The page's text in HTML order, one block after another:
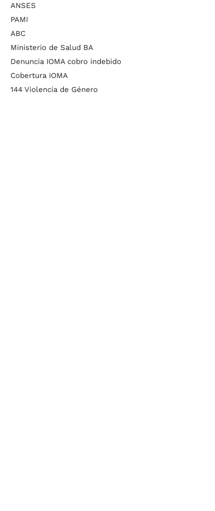
ANSES
PAMI
ABC
Ministerio de Salud BA
Denuncia IOMA cobro indebido
Cobertura IOMA
144 Violencia de Género